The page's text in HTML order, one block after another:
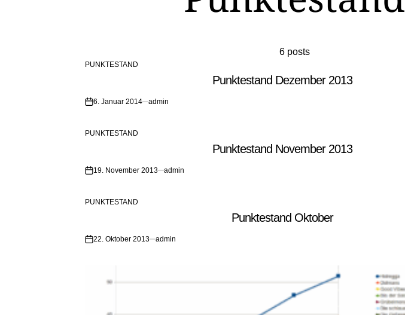
6 posts
POSTED
PUNKTESTAND
Punktestand Dezember 2013
on
6. Januar 2014 admin
POSTED
PUNKTESTAND
Punktestand November 2013
on
19. November 2013 admin
POSTED
PUNKTESTAND
Punktestand Oktober
on
22. Oktober 2013 admin